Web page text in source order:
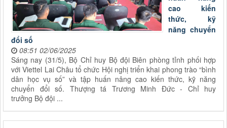
cao kiến
thức, kỹ
năng chuyển
đổi số
08:51 02/06/2025
Sáng nay (31/5), Bộ Chỉ huy Bộ đội Biên phòng tỉnh phối hợp
với Viettel Lai Châu tổ chức Hội nghị triển khai phong trào “bình
dân học vụ số” và tập huấn nâng cao kiến thức, kỹ năng
chuyển đổi số. Thượng tá Trương Minh Đức - Chỉ huy
trưởng Bộ đội ...